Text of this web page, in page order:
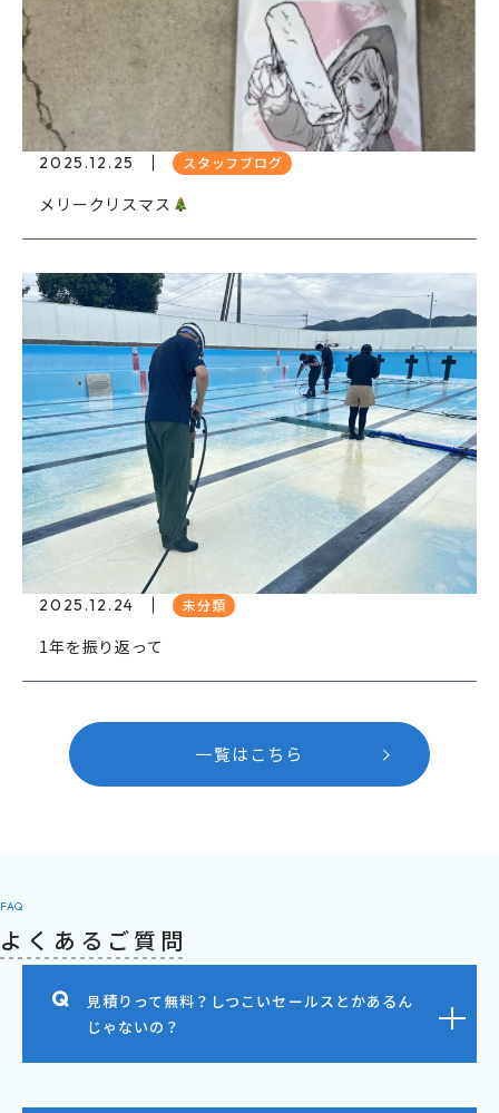
2025.12.25 スタッフブログ
メリークリスマス
2025.12.24 未分類
1年を振り返って
一覧はこちら
FAQ
よくあるご質問
見積りって無料？しつこいセールスとかあるん
じゃないの？